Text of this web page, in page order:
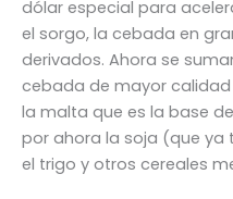
dólar especial para
el sorgo, la cebada en
derivados. Ahora se
cebada de mayor
la malta que es la base
por ahora la soja (que ya
el trigo y otros cereales